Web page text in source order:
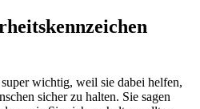
wichtig, weil sie dabei helfen,
sicher zu halten. Sie sagen